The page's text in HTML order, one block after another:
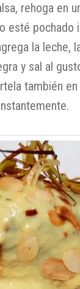
rehoga en
esté
la leche,
y sal al
también